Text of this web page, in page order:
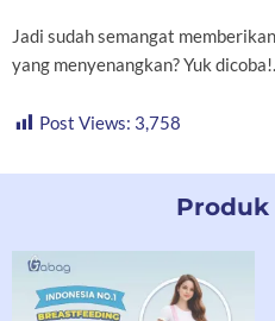
Jadi sudah semangat
yang menyenangkan? Yuk dicoba!.
Post Views: 3,758
Produk